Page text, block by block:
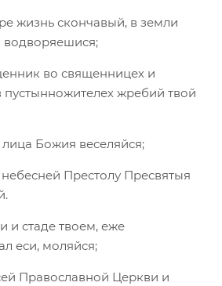
жизнь скончавый, в земли
водворяешися;
во священницех и
пустынножителех жребий твой
Божия веселяйся;
Престолу Пресвятыя
и стаде твоем, еже
еси, моляйся;
Православной Церкви и